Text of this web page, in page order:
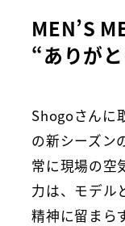
MEN’S
“ありが
Shogoさんに
の新シーズン
常に現場の空
力は、モデル
精神に留まら